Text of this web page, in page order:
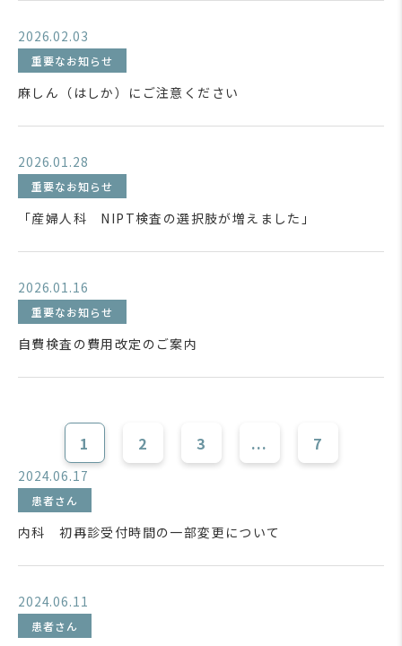
2026.02.03
重要なお知らせ
麻しん（はしか）にご注意ください
2026.01.28
重要なお知らせ
「産婦人科 NIPT検査の選択肢が増えました」
2026.01.16
重要なお知らせ
自費検査の費用改定のご案内
1 2 3 ... 7
2024.06.17
患者さん
内科 初再診受付時間の一部変更について
2024.06.11
患者さん